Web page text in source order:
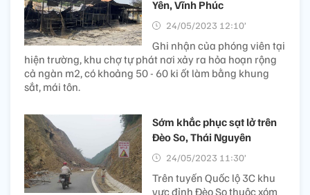
Yên, Vĩnh Phúc
24/05/2023 12:10’
Ghi nhận của phóng viên tại
hiện trường, khu chợ tự phát nơi xảy ra hỏa hoạn rộng
cả ngàn m2, có khoảng 50 - 60 ki ốt làm bằng khung
sắt, mái tôn.
Sớm khắc phục sạt lở trên
Đèo So, Thái Nguyên
24/05/2023 11:30’
Trên tuyến Quốc lộ 3C khu
vực đỉnh Đèo So thuộc xóm